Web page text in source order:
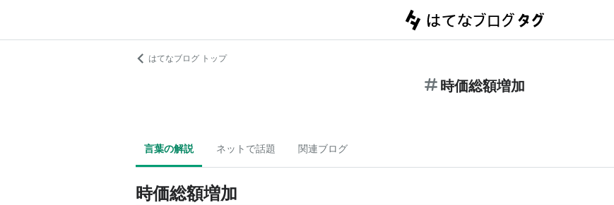
はてなブログ トップ
時価総額増加
言葉の解説 ネットで話題 関連ブログ
時価総額増加